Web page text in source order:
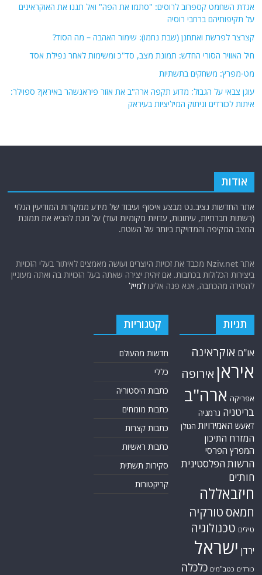
אגדת השחמט קספרוב לרוסים: "סתמו את הפה" ואל תגנו את האוקראינים
על תקיפותיהם ברחבי רוסיה
קצרצר לפרשת ואתחנן (שבת נחמו): שימור האהבה – מה הסוד?
חיל האוויר הסורי החדש: תמונת מצב, סד"כ ומשימות לאחר נפילת אסד
מט-מפרץ: משחקים בתשתיות
עוגן צבאי על הגבול: מדוע תקפה ארה"ב את אזור פיראנשהר באיראן? ספוילר:
איתות לכורדים וניתוק המיליציות בעיראק
אודות
אתר החדשות נציב.נט מבצע איסוף ועיבוד של מידע ממקורות המודיעין הגלוי
(רשתות חברתיות, עיתונות, עדויות מקומיות ועוד) על מנת להביא את תמונת
המצב המקיפה והמדויקת ביותר של השטח.
אתר Nziv.net מכבד את זכויות היוצרים ועושה מאמצים לאיתור בעלי הזכויות
ביצירות הכלולות בכתבות. אם זיהית יצירה שאתה בעל הזכויות בה ואתה מעוניין
להסירה מהכתבה, אנא פנה אלינולמייל
תגיות
או"ם אוקראינה
איראן אירופה
אפריקה ארה"ב
בריטניה גרמניה
דאעש האמירויות הגולן
המזרח התיכון
המפרץ הפרסי
הרשות הפלסטינית
חות'ים
חיזבאללה
חמאס טורקיה
טילים טכנולוגיה
ירדן ישראל
כורדים כטב"מים כלכלה
קטגוריות
חדשות מהעולם
כללי
כתבות היסטוריה
כתבות מומחים
כתבות קצרות
כתבות ראשיות
סקירות תשתית
קריקטורות